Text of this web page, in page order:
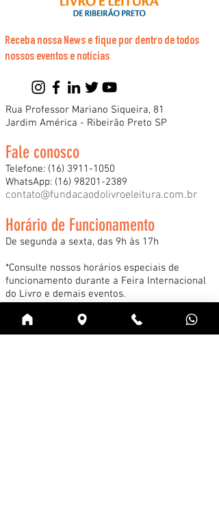
Receba nossa News e fique por dentro de todos
nossos eventos e notícias
Rua Professor Mariano Siqueira, 81
Jardim América - Ribeirão Preto SP
Fale conosco
Telefone: (16) 3911-1050
WhatsApp: (16) 98201-2389
contato@fundacaodolivroeleitura.com.br
Horário de Funcionamento
De segunda a sexta, das 9h às 17h
*Consulte nossos horários especiais de
funcionamento durante a Feira Internacional
do Livro e demais eventos.